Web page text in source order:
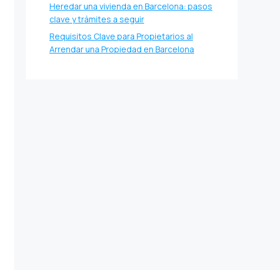
Heredar una vivienda en Barcelona: pasos
clave y trámites a seguir
Requisitos Clave para Propietarios al
Arrendar una Propiedad en Barcelona